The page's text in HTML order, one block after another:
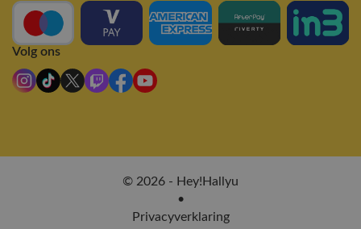
Volg ons
© 2026 - Hey!Hallyu
•
Privacyverklaring